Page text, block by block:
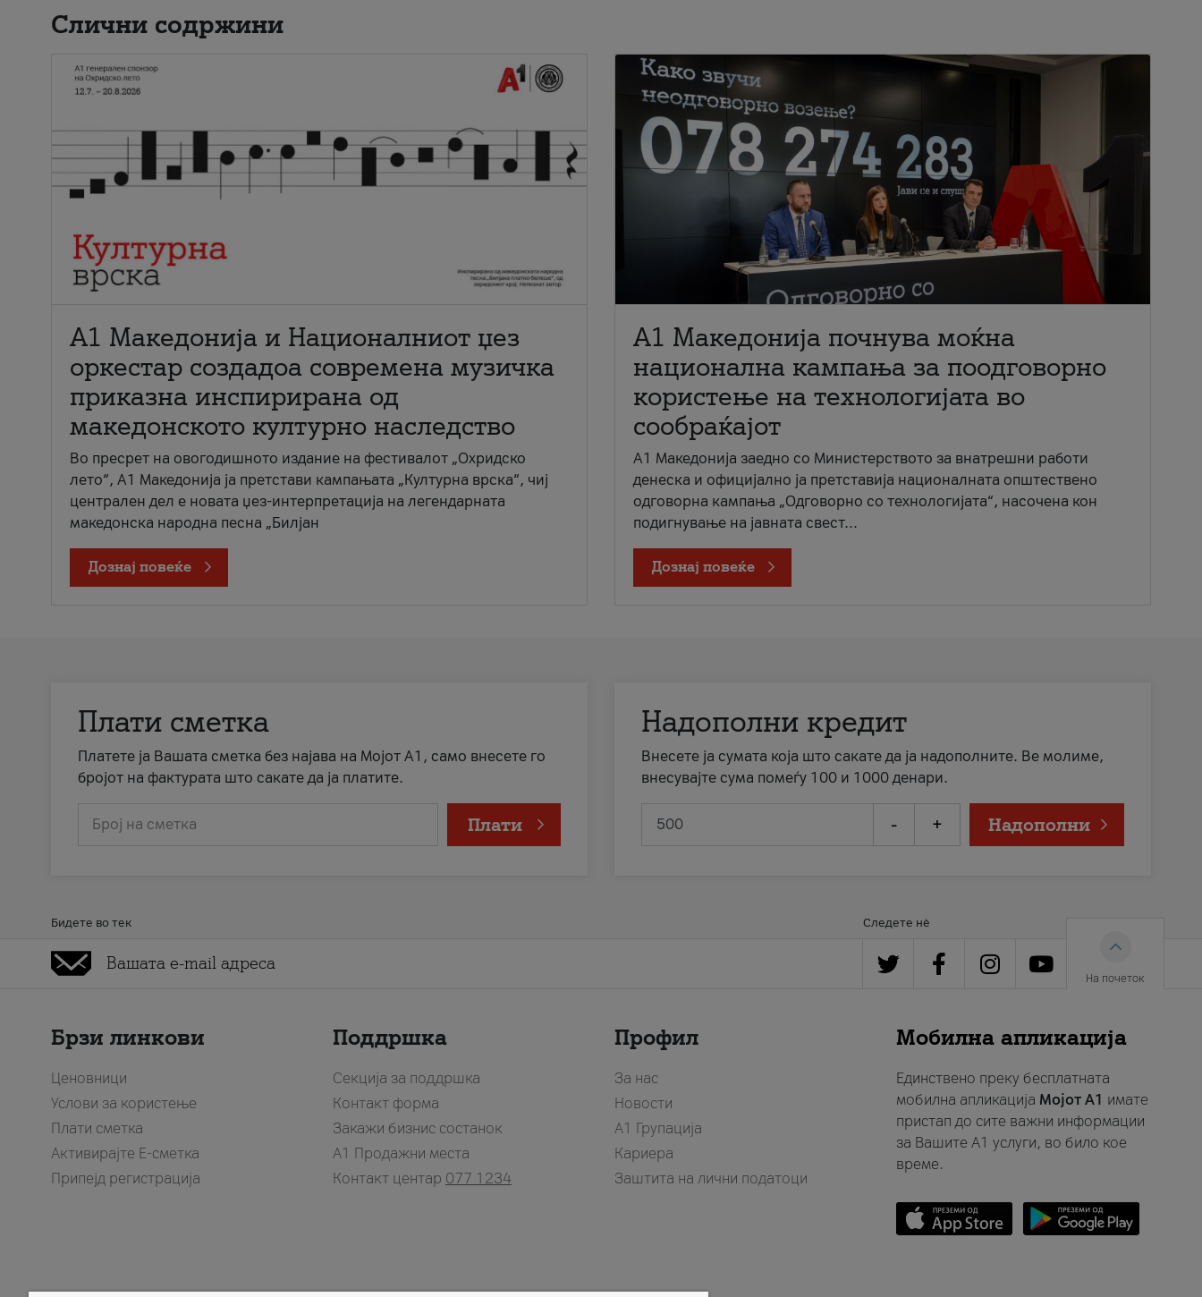
Слични содржини
А1 Македонија и Националниот џез
оркестар создадоа современа музичка
приказна инспирирана од
македонското културно наследство
Во пресрет на овогодишното издание на фестивалот „Охридско
лето“, А1 Македонија ја претстави кампањата „Културна врска“, чиј
централен дел е новата џез-интерпретација на легендарната
македонска народна песна „Билјан
Дознај повеќе
A1 Македонија почнува моќна
национална кампања за поодговорно
користење на технологијата во
сообраќајот
A1 Македонија заедно со Министерството за внатрешни работи
денеска и официјално ја претставија националната општествено
одговорна кампања „Одговорно со технологијата“, насочена кон
подигнување на јавната свест...
Дознај повеќе
Плати сметка
Платете ја Вашата сметка без најава на Мојот А1, само внесете го
бројот на фактурата што сакате да ја платите.
Број на сметка Плати
Надополни кредит
Внесете ја сумата која што сакате да ја надополните. Ве молиме,
внесувајте сума помеѓу 100 и 1000 денари.
- + Надополни
Бидете во тек Следете нè
На почеток
Брзи линкови
Ценовници
Услови за користење
Плати сметка
Активирајте Е-сметка
Припејд регистрација
Поддршка
Секција за поддршка
Контакт форма
Закажи бизнис состанок
A1 Продажни места
Контакт центар 077 1234
Профил
За нас
Новости
А1 Групација
Кариера
Заштита на лични податоци
Мобилна апликација
Единствено преку бесплатната
мобилна апликација Мојот A1 имате
пристап до сите важни информации
за Вашите A1 услуги, во било кое
време.